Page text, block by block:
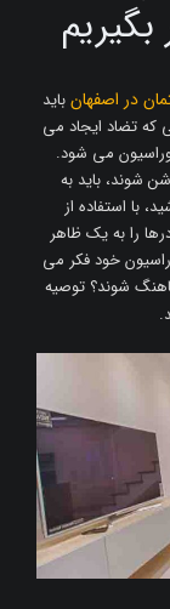
در اصفهانباید
که تضاد ایجاد می
می شود.
شوند، باید به
با استفاده از
را به یک ظاهر
خود فکر می
شوند؟ توصیه